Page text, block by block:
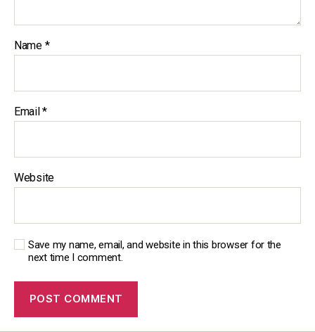
Name *
Email*
Website
Save my name, email, and website in this browser for the
next time I comment.